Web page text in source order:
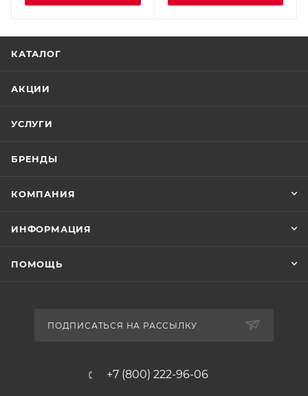
КАТАЛОГ
АКЦИИ
УСЛУГИ
БРЕНДЫ
КОМПАНИЯ
ИНФОРМАЦИЯ
ПОМОЩЬ
ПОДПИСАТЬСЯ НА РАССЫЛКУ
+7 (800) 222-96-06